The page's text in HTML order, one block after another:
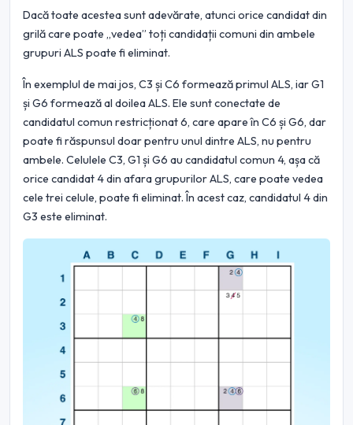
Dacă toate acestea sunt adevărate, atunci orice candidat din
grilă care poate „vedea” toți candidații comuni din ambele
grupuri ALS poate fi eliminat.
În exemplul de mai jos, C3 și C6 formează primul ALS, iar G1
și G6 formează al doilea ALS. Ele sunt conectate de
candidatul comun restricționat 6, care apare în C6 și G6, dar
poate fi răspunsul doar pentru unul dintre ALS, nu pentru
ambele. Celulele C3, G1 și G6 au candidatul comun 4, așa că
orice candidat 4 din afara grupurilor ALS, care poate vedea
cele trei celule, poate fi eliminat. În acest caz, candidatul 4 din
G3 este eliminat.